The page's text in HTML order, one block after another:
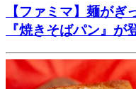
【ファミマ】麺が
『焼きそばパン』が